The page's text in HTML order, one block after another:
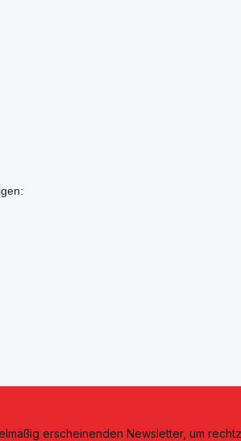
erscheinenden Newsletter, um